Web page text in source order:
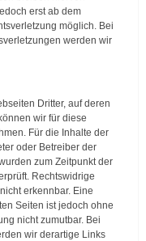
erst ab dem
möglich. Bei
werden wir
Dritter, auf deren
wir für diese
Für die Inhalte der
oder Betreiber der
zum Zeitpunkt der
Rechtswidrige
erkennbar. Eine
Seiten ist jedoch ohne
nicht zumutbar. Bei
wir derartige Links